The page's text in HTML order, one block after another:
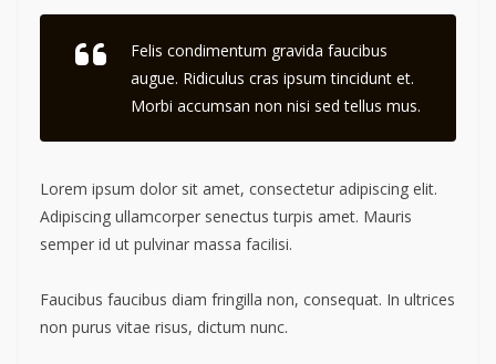
Felis condimentum gravida faucibus
augue. Ridiculus cras ipsum tincidunt et.
Morbi accumsan non nisi sed tellus mus.
Lorem ipsum dolor sit amet, consectetur adipiscing elit.
Adipiscing ullamcorper senectus turpis amet. Mauris
semper id ut pulvinar massa facilisi.
Faucibus faucibus diam fringilla non, consequat. In ultrices
non purus vitae risus, dictum nunc.